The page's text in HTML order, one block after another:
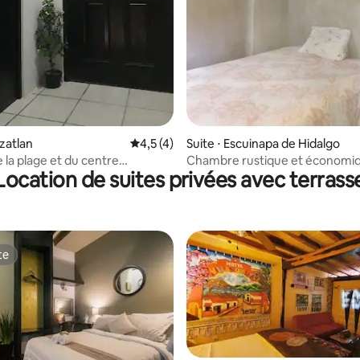
la base de 21 commentaires : 4,62 sur 5
Évaluation moyenne sur la base de 4
4,5 (4)
la plage et du centre
de Mazatlán
Suite ⋅ Escuinapa de Hidalgo
Chambre rustique et
pâtés de maisons du centre
de suites privées avec